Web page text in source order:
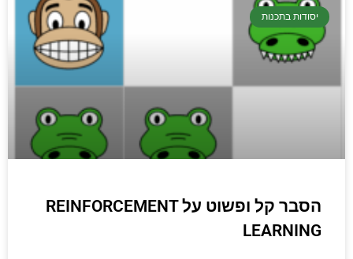
יסודי וחשוב שגם מתכנתים מנוסים לא תמיד
יודעים.
הכנסו עכשיו
יסודות בתכנות
הסבר קל ופשוט על REINFORCEMENT
LEARNING